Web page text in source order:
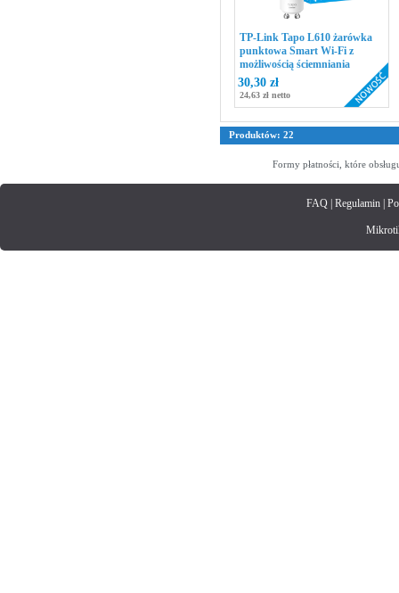
TP-Link Tapo L610 żarówka
punktowa Smart Wi-Fi z
możliwością ściemniania
30,30 zł
24,63 zł netto
Produktów: 22
Formy płatności, które
FAQ| Regulamin|